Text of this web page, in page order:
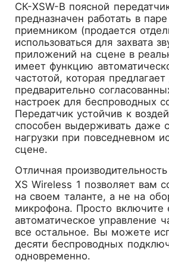
СК-XSW-В поясной
предназначен работать в
приемником (продается
использоваться для захвата
приложений на сцене в
имеет функцию
частотой, которая
предварительно
настроек для беспроводных
Передатчик устойчив к
способен выдерживать даже
нагрузки при повседневном
сцене.
Отличная
XS Wireless 1 позволяет вам
на своем таланте, а не на
микрофона. Просто включите
автоматическое управление
все остальное. Вы можете
десяти беспроводных
одновременно.